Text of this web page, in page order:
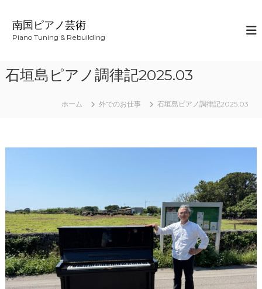
へ
ス
南国ピアノ芸術
Piano Tuning & Rebuilding
石垣島ピアノ調律記2025.03
ホーム 外でのお仕事 石垣島ピアノ調律記2025.03